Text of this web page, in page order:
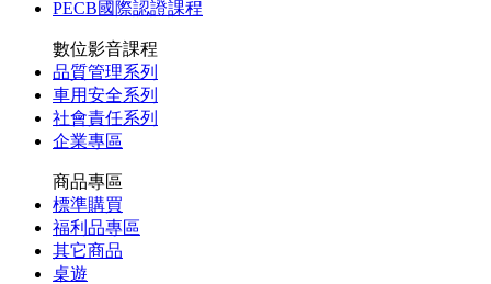
PECB國際認證課程
數位影音課程
品質管理系列
車用安全系列
社會責任系列
企業專區
商品專區
標準購買
福利品專區
其它商品
桌遊